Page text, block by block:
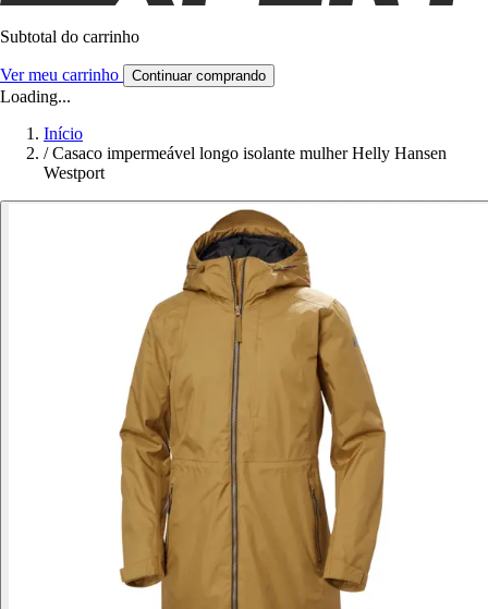
Subtotal do carrinho
Ver meu carrinho Continuar comprando
Loading...
Início
/ Casaco impermeável longo isolante mulher Helly Hansen
Westport